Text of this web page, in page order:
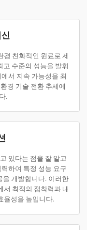
경 친화적인 원료로 제
고 수준의 성능을 발휘
서 지속 가능성을 최
경 기술 전환 추세에
.
있다는 점을 잘 알고
하여 특정 성능 요구
을 개발합니다. 이러한
서 최적의 접착력과 내
율성을 높입니다.